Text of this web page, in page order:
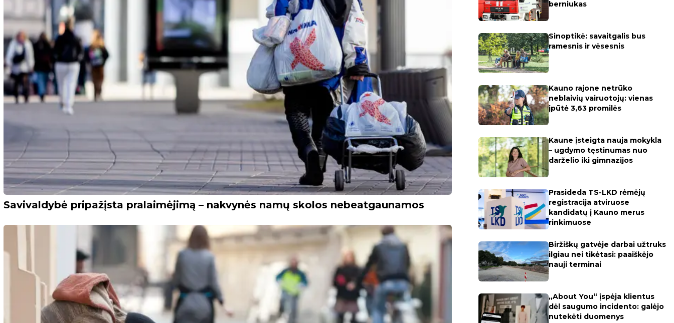
Savivaldybė pripažįsta pralaimėjimą – nakvynės namų skolos nebeatgaunamos
berniukas
Sinoptikė: savaitgalis bus
ramesnis ir vėsesnis
Kauno rajone netrūko
neblaivių vairuotojų: vienas
įpūtė 3,63 promilės
Kaune įsteigta nauja mokykla
– ugdymo tęstinumas nuo
darželio iki gimnazijos
Prasideda TS-LKD rėmėjų
registracija atviruose
kandidatų į Kauno merus
rinkimuose
Biržiškų gatvėje darbai užtruks
ilgiau nei tikėtasi: paaiškėjo
nauji terminai
„About You“ įspėja klientus
dėl saugumo incidento: galėjo
nutekėti duomenys